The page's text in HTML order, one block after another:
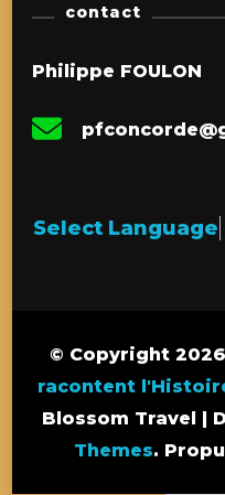
contact
Philippe FOULON
Select Language
© Copyright 2026
racontent
Blossom Travel |
Themes.